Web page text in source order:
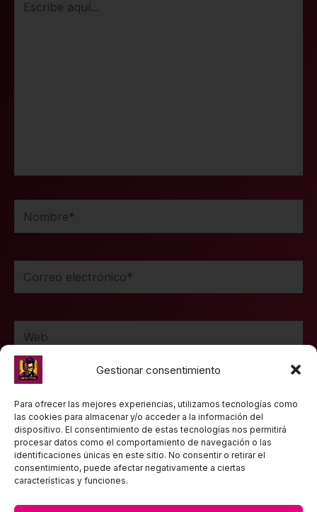
Gestionar consentimiento
Para ofrecer las mejores experiencias, utilizamos tecnologías como
las cookies para almacenar y/o acceder a la información del
dispositivo. El consentimiento de estas tecnologías nos permitirá
procesar datos como el comportamiento de navegación o las
identificaciones únicas en este sitio. No consentir o retirar el
consentimiento, puede afectar negativamente a ciertas
características y funciones.
Nombre*
Correo
electrónico*
Web
Guarda mi nombre, correo electrónico y web en
este navegador para la próxima vez que comente.